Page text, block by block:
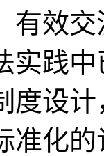
有效
实践
度设
准化